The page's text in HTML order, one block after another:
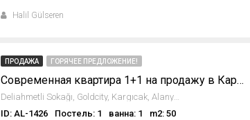
Halil Gülseren
ПРОДАЖА ГОРЯЧЕЕ ПРЕДЛОЖЕНИЕ!
Современная квартира 1+1 на продажу в Каргыджаке, Алания
Deliahmetli Sokağı, Goldcity, Kargıcak, Alanya, Antalya, Akdeniz Bölgesi, 07440, Türkiye
ID: AL-1426
Постель: 1 ванна: 1
m2: 50